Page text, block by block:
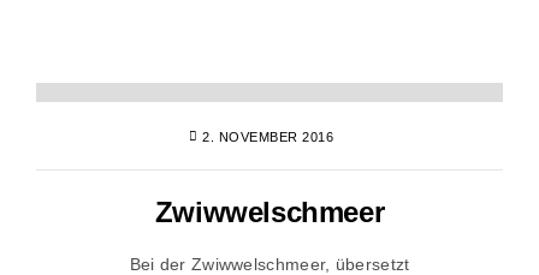
2. NOVEMBER 2016
Zwiwwelschmeer
Bei der Zwiwwelschmeer, übersetzt